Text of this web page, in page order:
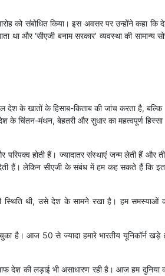
को संबोधित किया। इस अवसर पर उन्होंने कहा कि
और ‘सीएजी बनाम सरकार’ व्यवस्था की सामान्य
के खातों के हिसाब-किताब की जांच करता है, बल्कि
के चिंतन-मंथन, बेहतरी और सुधार का महत्वपूर्ण हिस्सा
होती हैं। ज्यादातर संस्थाएं जन्म लेती हैं और
हैं। लेकिन सीएजी के संबंध में हम कह सकते हैं कि
स्थिति थी, उसे देश के सामने रखा है। हम समस्याओं
है। आज 50 से ज्यादा हमारे भारतीय यूनिकॉर्न खड़े
देश की लड़ाई भी असाधारण रही है। आज हम दुनिया